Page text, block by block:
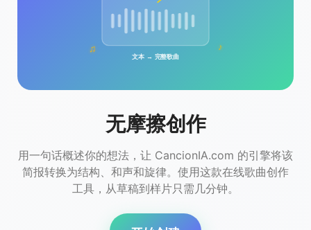
无摩擦创作
用一句话概述你的想法，让 CancionIA.com 的引擎将该
简报转换为结构、和声和旋律。使用这款在线歌曲创作
工具，从草稿到样片只需几分钟。
♪
♫
文本 → 完整歌曲